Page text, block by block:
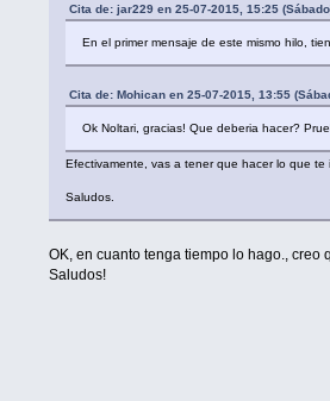
Cita de: jar229 en 25-07-2015, 15:25
En el primer mensaje de este mismo hilo,
Cita de: Mohican en 25-07-2015, 13:55
Ok Noltari, gracias! Que deberia hacer?
Efectivamente, vas a tener que hacer lo que
Saludos.
OK, en cuanto tenga tiempo lo hago., creo
Saludos!